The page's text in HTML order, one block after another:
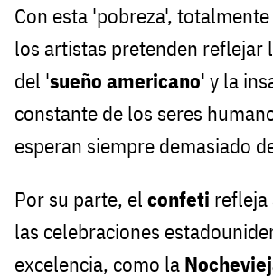
Con esta 'pobreza',
los artistas pretenden reflejar
del 'sueño americano' y la
constante de los seres
esperan siempre demasiado
Por su parte, el confeti refleja
las celebraciones
excelencia, como la